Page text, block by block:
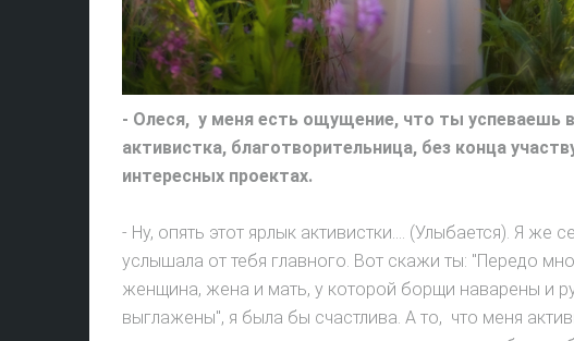
- Олеся, у меня есть ощущение, что ты успеваешь
активистка, благотворительница, без конца
интересных проектах.
- Ну, опять этот ярлык активистки…. (Улыбается). Я же
услышала от тебя главного. Вот скажи ты: "Передо
женщина, жена и мать, у которой борщи наварены и
выглажены", я была бы счастлива. А то, что меня